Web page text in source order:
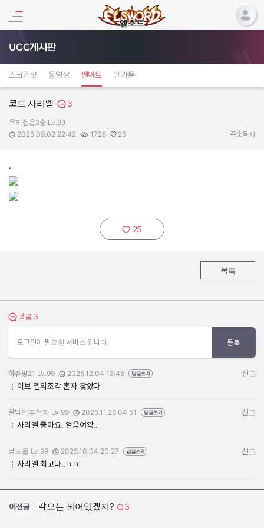
UCC게시판
스크린샷 동영상 팬아트 팬카툰
코드 사리엘 3
작성자:
우리집은2층 Lv.99
작성일:
2025.09.02 22:42
조회수:
1728
추천수:
25 주소복사
.
추천하기:
25
목록
댓글 보기
댓글 3
로그인이 필요한 서비스 입니다. 등록
작성자:
하츄핑21 Lv.99
작성일:
2025.12.04 18:45
신고
이브 엘의조각 혼자 찾았다
작성자:
달밤의추적자 Lv.99
작성일:
2025.11.26 04:51
신고
사리엘 좋아요. 얼음여왕..
작성자:
냥노을 Lv.99
작성일:
2025.10.04 20:27
신고
사리엘 최고다..ㅠㅠ
이전글 각오는 되어있겠지? 3